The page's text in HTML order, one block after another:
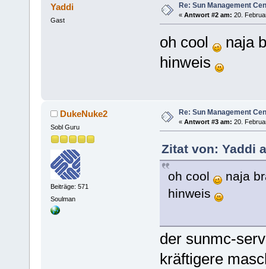
Yaddi
Gast
Re: Sun Management
« Antwort #2 am: 20.
oh cool
naja
hinweis
DukeNuke2
Sobl Guru
Beiträge: 571
Soulman
Re: Sun Management
« Antwort #3 am: 20.
Zitat von: Yaddi
oh cool
naja
hinweis
der sunmc-
kräftigere